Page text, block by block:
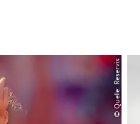
© Quelle: Reservix